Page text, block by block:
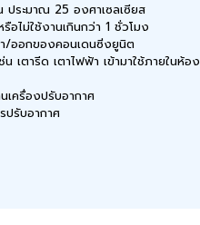
ประมาณ 25 องศาเซลเซียส
อไม่ใช้งานเกินกว่า 1 ชั่วโมง
/ออกของคอนเดนซิ่งยูนิต
เตารีด เตาไฟฟ้า เข้ามาใช้ภายในห้อง
เครื่องปรับอากาศ
ปรับอากาศ